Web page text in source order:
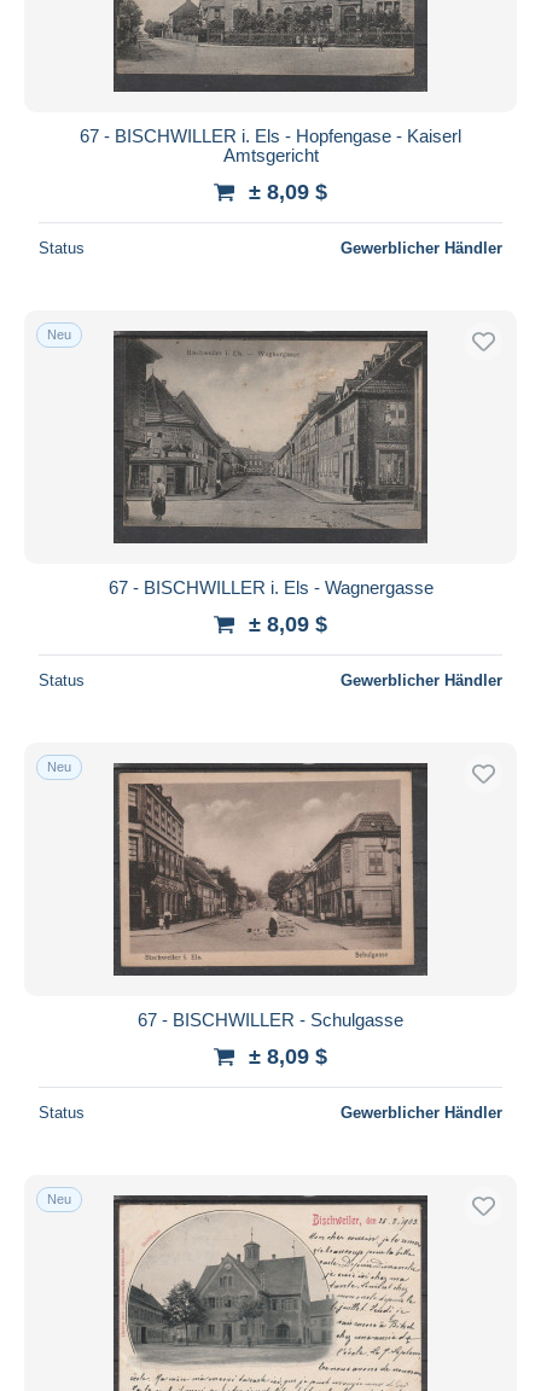
67 - BISCHWILLER i. Els - Hopfengase - Kaiserl
Amtsgericht
± 8,09 $
Status Gewerblicher Händler
Neu
67 - BISCHWILLER i. Els - Wagnergasse
± 8,09 $
Status Gewerblicher Händler
Neu
67 - BISCHWILLER - Schulgasse
± 8,09 $
Status Gewerblicher Händler
Neu